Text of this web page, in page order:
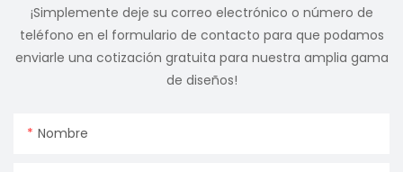
¡Simplemente deje su correo electrónico o número de
teléfono en el formulario de contacto para que podamos
enviarle una cotización gratuita para nuestra amplia gama
de diseños!
Nombre